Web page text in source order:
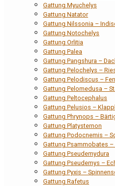
Gattung Myuchelys
Gattung Natator
Gattung Nilssonia –
Gattung Notochelys
Gattung Orlitia
Gattung Palea
Gattung Pangshura –
Gattung Pelochelys –
Gattung Pelodiscus –
Gattung Pelomedusa –
Gattung Peltocephalus
Gattung Pelusios –
Gattung Phrynops –
Gattung Platysternon
Gattung Podocnemis –
Gattung Psammobates
Gattung Pseudemydura
Gattung Pseudemys –
Gattung Pyxis –
Gattung Rafetus